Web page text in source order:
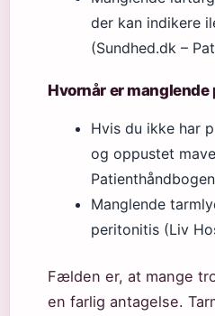
der kan indikere
(Sundhed.dk –
Hvornår er
Hvis du ikke har
og oppustet
Manglende
peritonitis (Liv
Fælden er, at mange
en farlig antagelse.